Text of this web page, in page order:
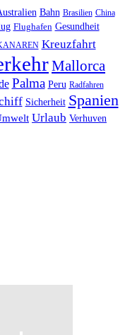
Bahn Brasilien China
Flughafen Gesundheit
Kreuzfahrt
Mallorca
Palma Peru Radfahren
Sicherheit Spanien
Urlaub Verhuven